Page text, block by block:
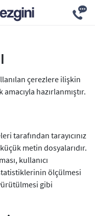
çerezlere ilişkin
hazırlanmıştır.
tarafından tarayıcınız
metin dosyalarıdır.
kullanıcı
ölçülmesi
gibi